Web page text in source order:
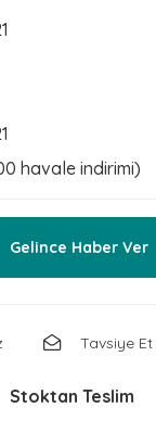
havale indirimi)
Gelince Haber Ver
Tavsiye Et
Stoktan Teslim